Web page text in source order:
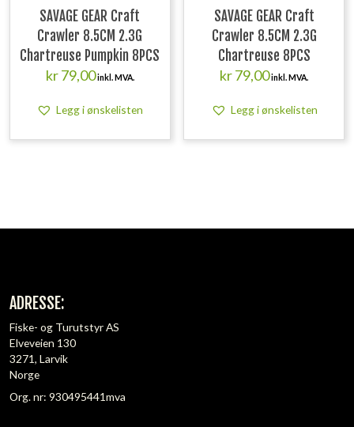
SAVAGE GEAR Craft
Crawler 8.5CM 2.3G
Chartreuse Pumpkin 8PCS
kr79,00inkl. MVA.
Legg i ønskelisten
SAVAGE GEAR Craft
Crawler 8.5CM 2.3G
Chartreuse 8PCS
kr79,00inkl. MVA.
Legg i ønskelisten
ADRESSE:
Fiske- og Turutstyr AS
Elveveien 130
3271, Larvik
Norge
Org. nr: 930495441mva